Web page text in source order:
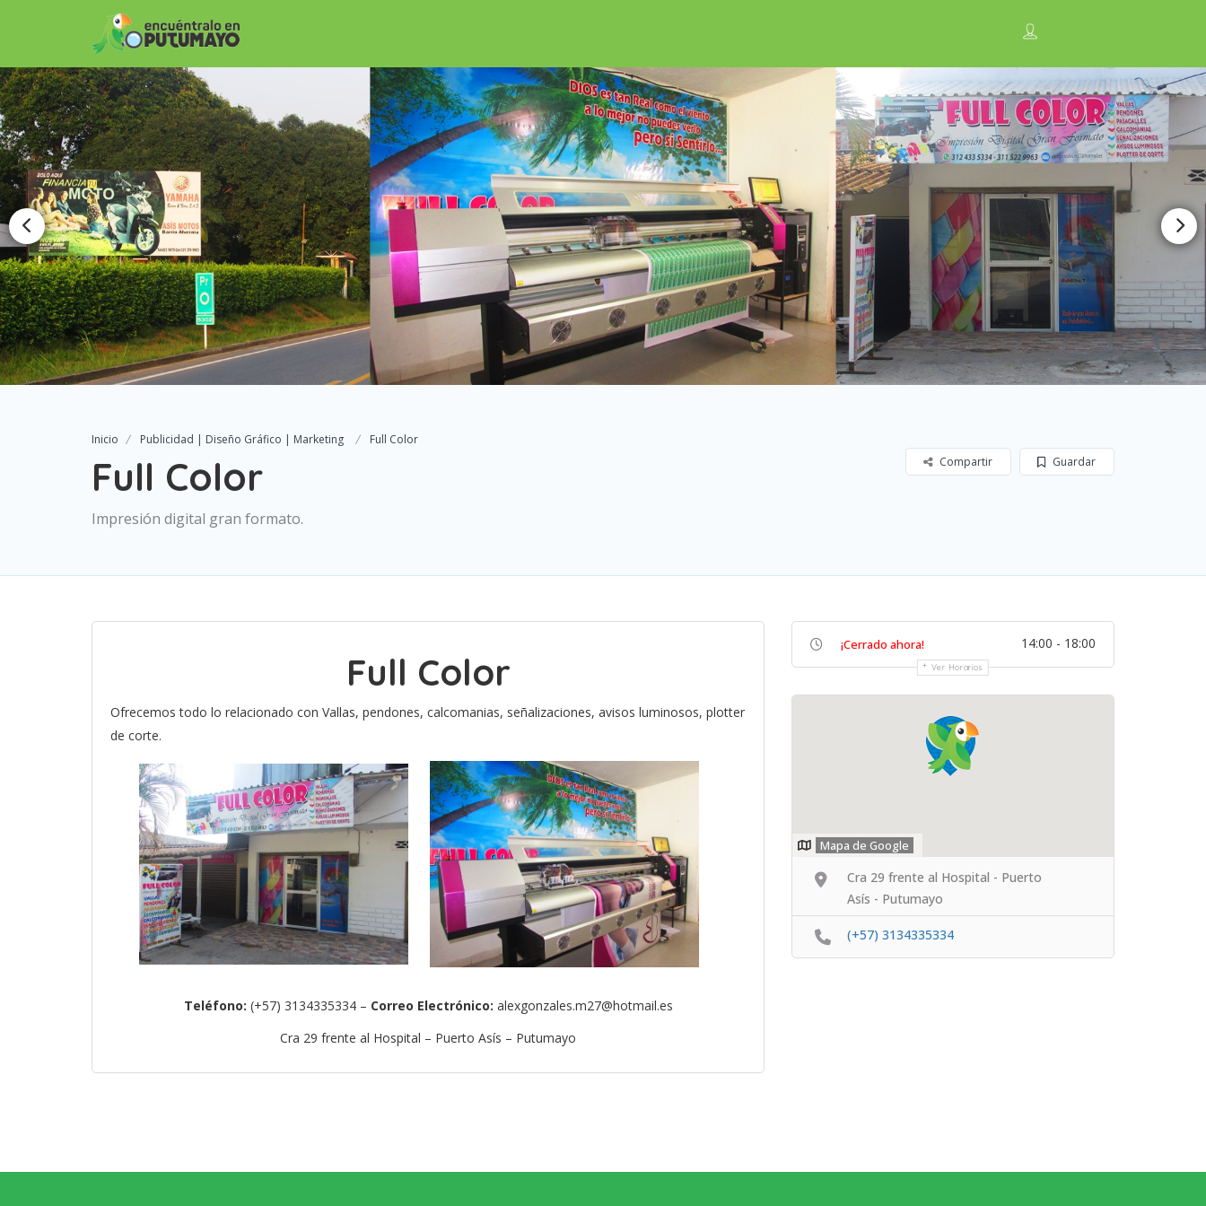
Inicio Publicidad | Diseño Gráfico | Marketing Full Color
Full Color
Impresión digital gran formato.
Guardar
Compartir
Full Color
Ofrecemos todo lo relacionado con Vallas, pendones, calcomanias, señalizaciones, avisos luminosos, plotter
de corte.
Teléfono: (+57) 3134335334 – Correo Electrónico: alexgonzales.m27@hotmail.es
Cra 29 frente al Hospital – Puerto Asís – Putumayo
¡Cerrado ahora! 14:00 - 18:00
Ver Horarios
Mapa de Google
Cra 29 frente al Hospital - Puerto
Asís - Putumayo
(+57) 3134335334